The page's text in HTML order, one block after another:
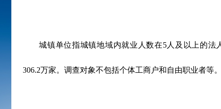
城镇单位指城镇地域内就业人数在5人及以上的法
306.2万家。调查对象不包括个体工商户和自由职业者等